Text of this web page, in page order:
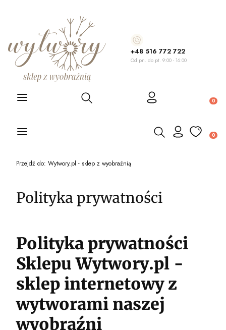
+48 516 772 722
Od pn. do pt. 9:00 - 16:00
Otwórz wyszukiwarkę
Otwórz wyszukiwarkę
Przejdź do: Wytwory.pl - sklep z wyobraźnią
Polityka prywatności
Polityka prywatności
Sklepu Wytwory.pl -
sklep internetowy z
wytworami naszej
wyobraźni